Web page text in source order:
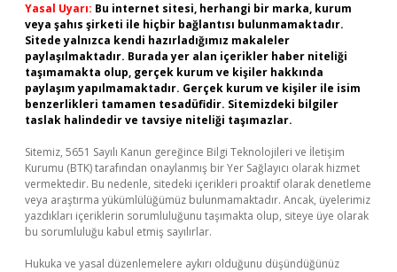
Yasal Uyarı: Bu internet sitesi, herhangi bir marka, kurum
veya şahıs şirketi ile hiçbir bağlantısı bulunmamaktadır.
Sitede yalnızca kendi hazırladığımız makaleler
paylaşılmaktadır. Burada yer alan içerikler haber niteliği
taşımamakta olup, gerçek kurum ve kişiler hakkında
paylaşım yapılmamaktadır. Gerçek kurum ve kişiler ile isim
benzerlikleri tamamen tesadüfidir. Sitemizdeki bilgiler
taslak halindedir ve tavsiye niteliği taşımazlar.
Sitemiz, 5651 Sayılı Kanun gereğince Bilgi Teknolojileri ve İletişim
Kurumu (BTK) tarafından onaylanmış bir Yer Sağlayıcı olarak hizmet
vermektedir. Bu nedenle, sitedeki içerikleri proaktif olarak denetleme
veya araştırma yükümlülüğümüz bulunmamaktadır. Ancak, üyelerimiz
yazdıkları içeriklerin sorumluluğunu taşımakta olup, siteye üye olarak
bu sorumluluğu kabul etmiş sayılırlar.
Hukuka ve yasal düzenlemelere aykırı olduğunu düşündüğünüz